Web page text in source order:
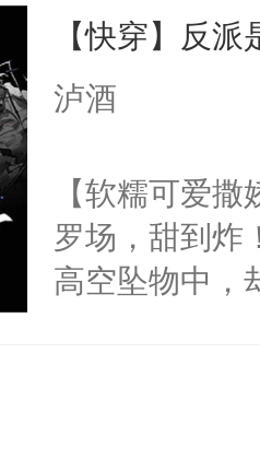
种威胁手段
他是社恐，墨
不出去啊
他说：【您
年，存活下
再说一遍。】
后，竟然是
拥住了日思夜
【快穿】反
泸酒
【软糯可爱
罗场，甜到炸
高空坠物中，